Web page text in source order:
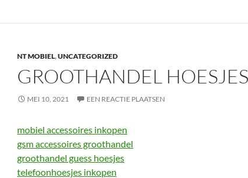
NT MOBIEL,UNCATEGORIZED
GROOTHANDEL HOESJES
MEI 10, 2021 EEN REACTIE PLAATSEN
mobiel accessoires inkopen
gsm accessoires groothandel
groothandel guess hoesjes
telefoonhoesjes inkopen